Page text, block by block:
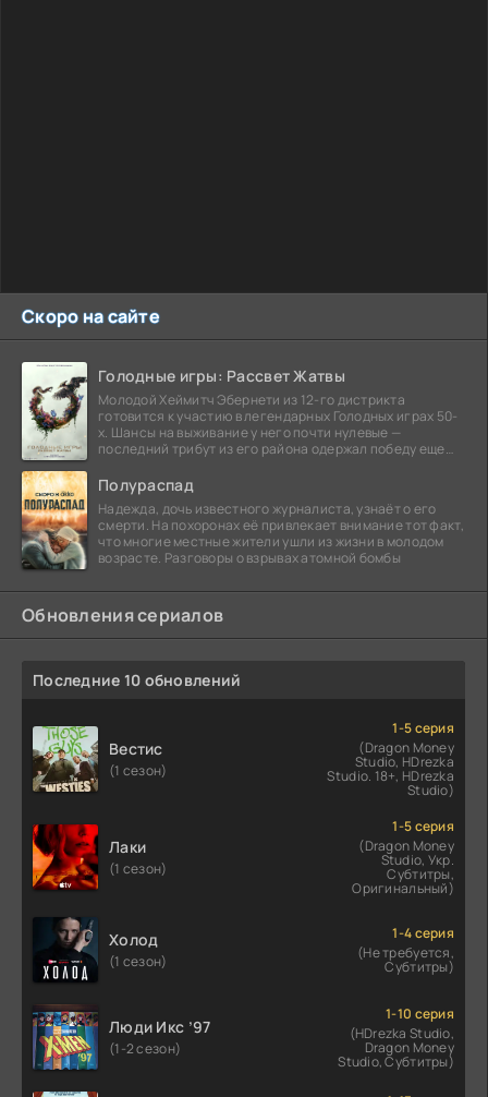
Скоро на сайте
Голодные игры: Рассвет Жатвы
Молодой Хеймитч Эбернети из 12-го дистрикта
готовится к участию в легендарных Голодных играх 50-
х. Шансы на выживание у него почти нулевые —
последний трибут из его района одержал победу еще
Полураспад
Надежда, дочь известного журналиста, узнаёт о его
смерти. На похоронах её привлекает внимание тот факт,
что многие местные жители ушли из жизни в молодом
возрасте. Разговоры о взрывах атомной бомбы
Обновления сериалов
Последние 10 обновлений
Вестис
(1 сезон)
1-5 серия
(Dragon Money
Studio, HDrezka
Studio. 18+, HDrezka
Studio)
Лаки
(1 сезон)
1-5 серия
(Dragon Money
Studio, Укр.
Субтитры,
Оригинальный)
Холод
(1 сезон)
1-4 серия
(Не требуется,
Субтитры)
Люди Икс ’97
(1-2 сезон)
1-10 серия
(HDrezka Studio,
Dragon Money
Studio, Субтитры)